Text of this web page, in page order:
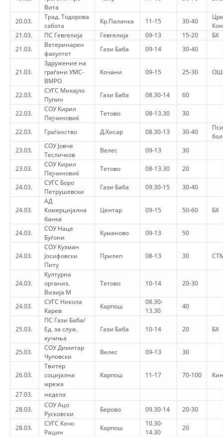
Вита
20.03.
Трад. Тодорова
сабота
Кр.Паланка 11-15 30-40
21.03.
ПС Гевгелија Гевгелија 09-13 15-20
БХ
21.03.
Ветеринарен
факултет
Гази Баба 09-14 30-40
21.03.
Здружение на
граѓани УМС-
ВМРО
Кочани 09-15 25-30 ОШ
22.03.
СУГС Михајло
Пупин
Гази Баба 08.30-14 60
22.03.
СОУ Кирил
Пејчиновиќ
Тетово 08-13.30 30
22.03. Граѓанство Д.Хисар 08.30-13 30-40
23.03.
СОУ Јовче
Тесличков
Велес 09-13 30
23.03.
СОУ Кирил
Пејчиновиќ
Тетово 08-13.30 20
24.03.
СУГС Боро
Петрушевски
Гази Баба 09.30-15 30-40
24.03.
АД
Комерцијална
банка
Центар 09-15 50-60 БХ
24.03.
СОУ Наце
Буѓони
Куманово 09-13 50
24.03.
СОУ Кузман
Јосифовски
Питу
Прилеп 08-13 30
24.03.
Културна
организ.
Визија М
Тетово 10-14 20-30
24.03.
СУГС Никола
Карев
Карпош
08.30-
13.30
40
25.03.
ПС Гази Баба/
Ед. за служ.
кучиња
Гази Баба 10-14 20 БХ
25.03.
СОУ Димитар
Чуповски
Велес 09-13 30
26.03.
Твитер
социјална
мрежа
Карпош 11-17 70-100
27.03.
недела
28.03.
СОУ Ацо
Русковски
Берово 09.30-14 20-30
28.03.
СУГС Кочо
Рацин
Карпош
10.30-
14.30
20